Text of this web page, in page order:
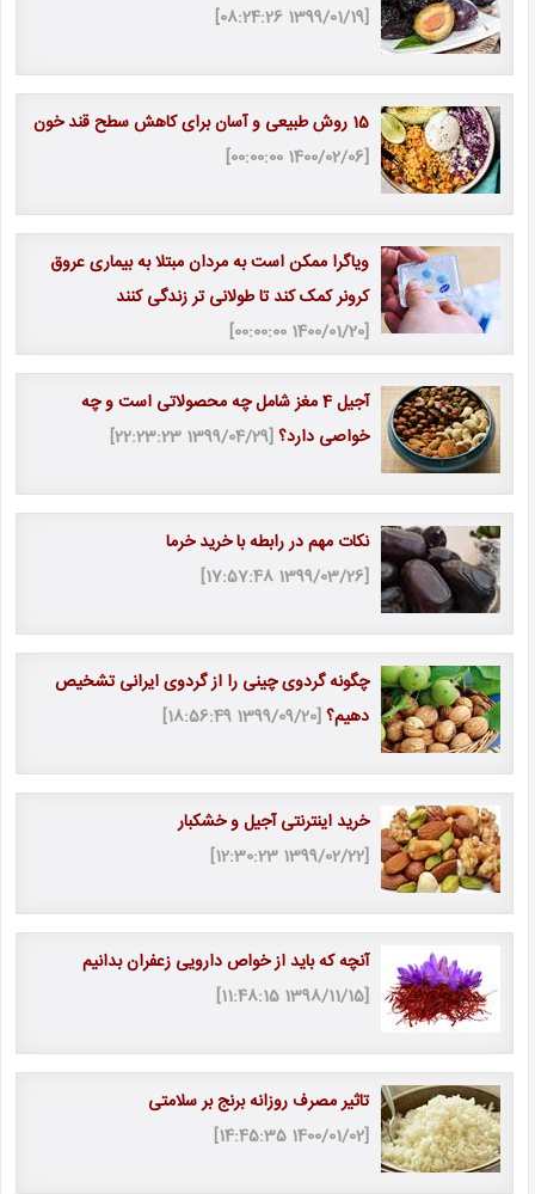
[1399/01/19 08:24:26]
15 روش طبیعی و آسان برای کاهش سطح قند خون
[1400/02/06 00:00:00]
ویاگرا ممکن است به مردان مبتلا به بیماری عروق
کرونر کمک کند تا طولانی تر زندگی کنند
[1400/01/20 00:00:00]
آجیل 4 مغز شامل چه محصولاتی است و چه
خواصی دارد؟[1399/04/29 22:23:23]
نکات مهم در رابطه با خرید خرما
[1399/03/26 17:57:48]
چگونه گردوی چینی را از گردوی ایرانی تشخیص
دهیم؟[1399/09/20 18:56:49]
خرید اینترنتی آجیل و خشکبار
[1399/02/22 12:30:23]
آنچه که باید از خواص دارویی زعفران بدانیم
[1398/11/15 11:48:15]
تاثیر مصرف روزانه برنج بر سلامتی
[1400/01/02 14:45:35]